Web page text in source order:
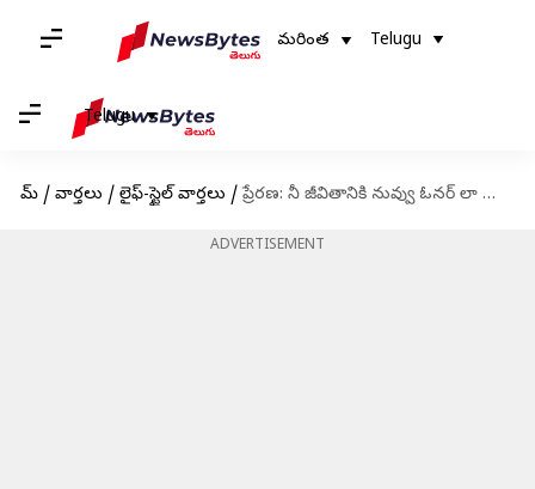
మరింత Telugu
Telugu
హోమ్ / వార్తలు / లైఫ్-స్టైల్ వార్తలు / ప్రేరణ: నీ జీవితానికి నువ్వు ఓనర్ లా ఉండాలి, మేనేజర్ లా కాదు
ADVERTISEMENT